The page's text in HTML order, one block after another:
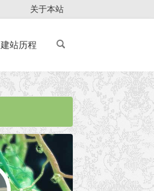
关于本站
建站历程
近日网站访问